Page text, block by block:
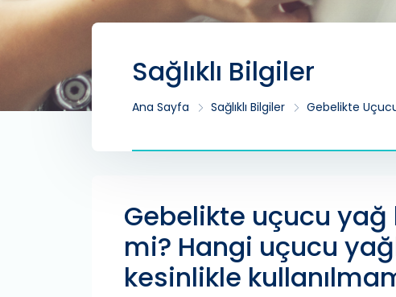
Sağlıklı Bilgiler
Ana Sayfa Sağlıklı Bilgiler Gebelikte
Gebelikte uçucu yağ
mi? Hangi uçucu
kesinlikle